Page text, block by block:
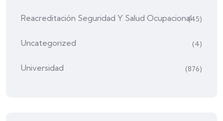
Reacreditación Seguridad Y Salud Ocupacional(45)
Uncategorized (4)
Universidad (876)